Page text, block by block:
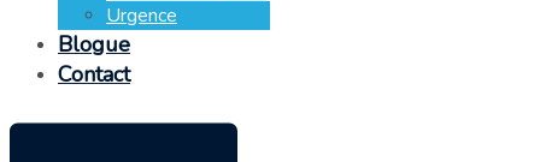
Urgence
Blogue
Contact